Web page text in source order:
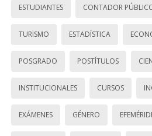
ESTUDIANTES CONTADOR
TURISMO ESTADÍSTICA
POSGRADO POSTÍTULOS
INSTITUCIONALES CURSOS
EXÁMENES GÉNERO